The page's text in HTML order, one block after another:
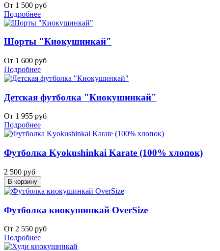
От 1 500 руб
Подробнее
Шорты "Киокушинкай"
От 1 600 руб
Подробнее
Детская футболка "Киокушинкай"
От 1 955 руб
Подробнее
Футболка Kyokushinkai Karate (100% хлопок)
2 500 руб
Футболка киокушинкай OverSize
От 2 550 руб
Подробнее